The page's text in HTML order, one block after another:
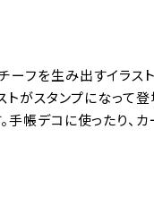
フを生み出すイラス
がスタンプになって登
帳デコに使ったり、